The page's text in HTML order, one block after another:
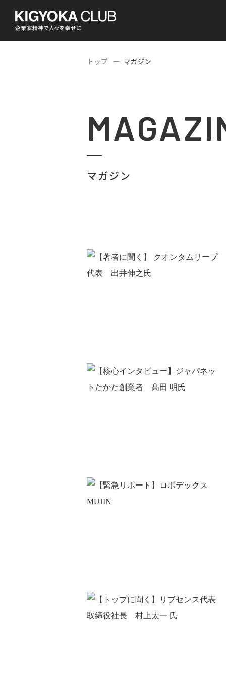
トップ マガジン
マガジン